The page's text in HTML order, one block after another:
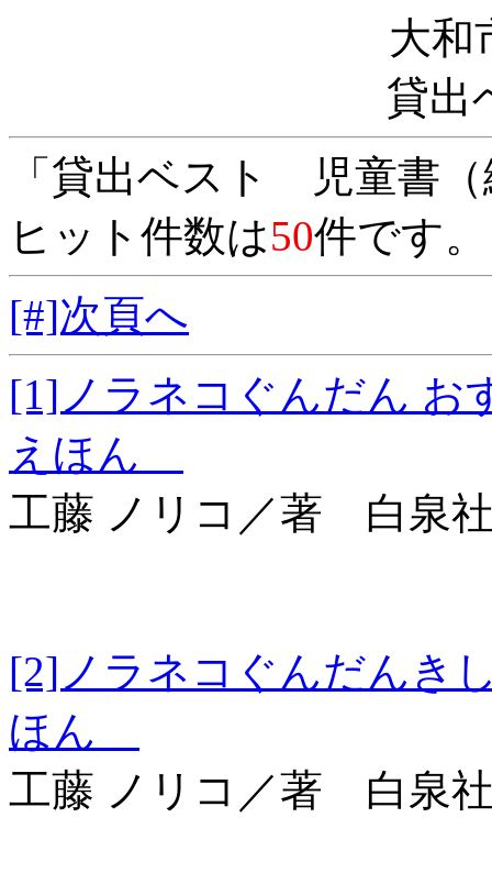
大和
貸出
「貸出ベスト 児童書
ヒット件数は50件です
[#]次頁へ
[1]ノラネコぐんだん
えほん
工藤 ノリコ／著 白泉
[2]ノラネコぐんだん
ほん
工藤 ノリコ／著 白泉